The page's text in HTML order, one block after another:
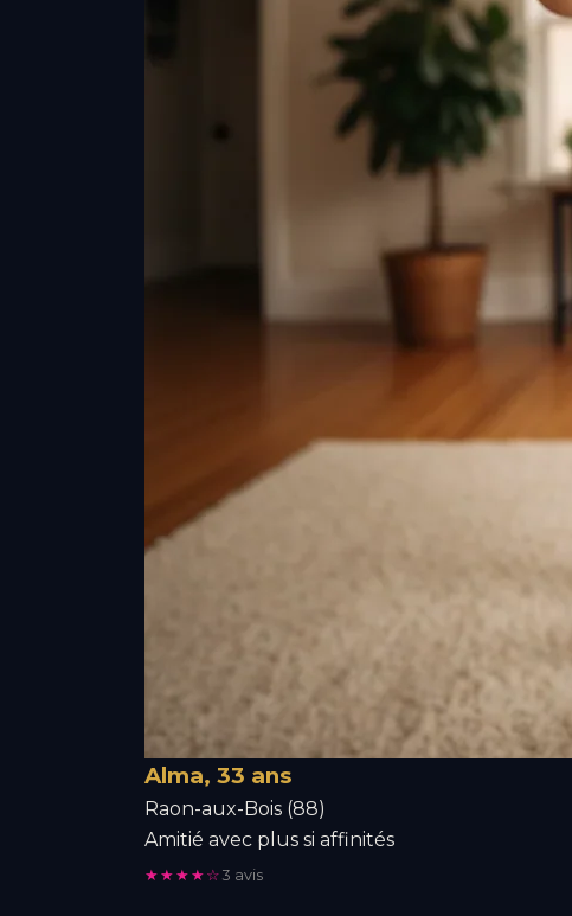
Alma, 33 ans
Raon-aux-Bois (88)
Amitié avec plus si affinités
★★★★☆ 3 avis